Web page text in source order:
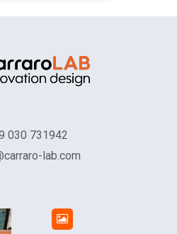
030 731942
lab.com